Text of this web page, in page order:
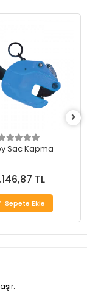
Sac Kapma
TL
Sepete Ekle